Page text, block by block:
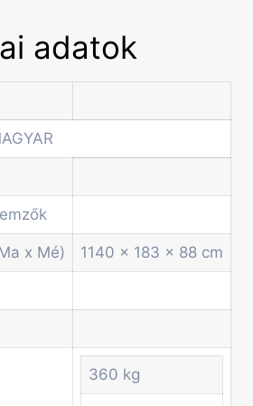
automaták
professzionális kávégépek
adatok
x Mé) 1140 x 183 x 88 cm
360 kg